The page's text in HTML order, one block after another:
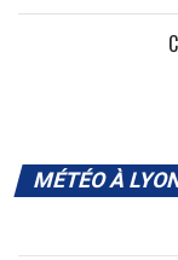
MÉTÉO À